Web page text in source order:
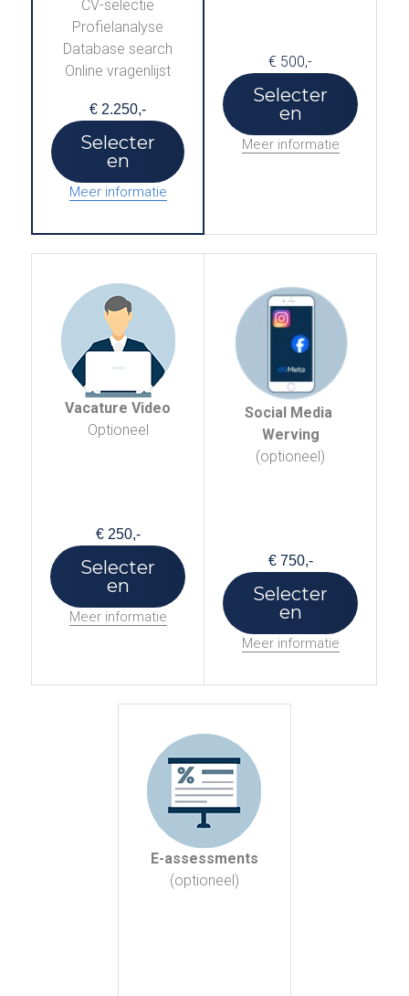
CV-selectie
Profielanalyse
Database search
Online vragenlijst
€ 2.250,-
Selecter
en
Meer informatie
€ 500,-
Selecter
en
Meer informatie
Vacature Video
Optioneel
€ 250,-
Selecter
en
Meer informatie
Social Media
Werving
(optioneel)
€ 750,-
Selecter
en
Meer informatie
E-assessments
(optioneel)